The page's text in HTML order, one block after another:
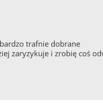
trafnie dobrane
zaryzykuje i zrobię coś